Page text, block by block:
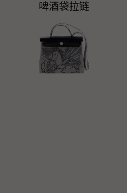
啤酒袋拉链